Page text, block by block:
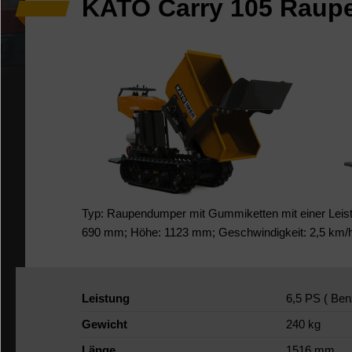
KATO Carry 105
Typ: Raupendumper mit Gummiketten mit einer
690 mm; Höhe: 1123 mm; Geschwindigkeit: 2,5 km/
Leistung
6,5 PS (
Gewicht
240 kg